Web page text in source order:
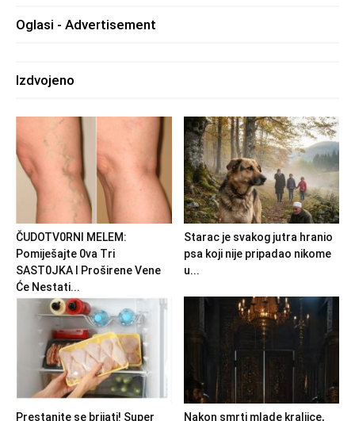
Oglasi - Advertisement
Izdvojeno
ČUDOTV0RNI MELEM:
Pomiješajte 0va Tri
SAST0JKA I Proširene Vene
Će Nestati...
Starac je svakog jutra hranio
psa koji nije pripadao nikome
u...
Prestanite se brijati! Super Nakon smrti mlade kraljice,